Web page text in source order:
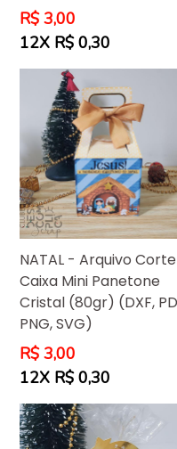
Preço
normal
R$ 3,00
12X R$ 0,30
NATAL - Arquivo Corte
Caixa Mini Panetone
Cristal (80gr) (DXF,
PNG, SVG)
Preço
normal
R$ 3,00
12X R$ 0,30